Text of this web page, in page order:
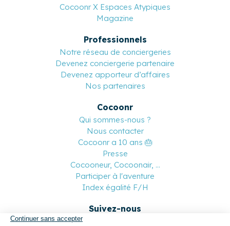
Cocoonr X Espaces Atypiques
Magazine
Professionnels
Notre réseau de conciergeries
Devenez conciergerie partenaire
Devenez apporteur d’affaires
Nos partenaires
Cocoonr
Qui sommes-nous ?
Nous contacter
Cocoonr a 10 ans 🎂
Presse
Cocooneur, Cocoonair, ...
Participer à l'aventure
Index égalité F/H
Suivez-nous